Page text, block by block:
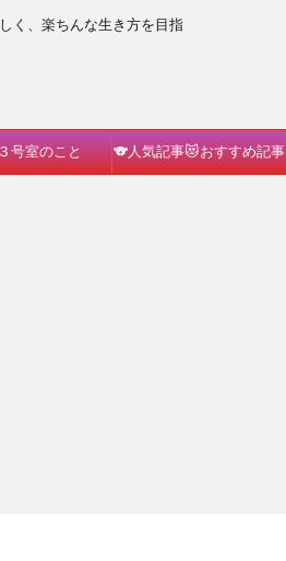
く、楽ちんな生き方を目指
号室のこと 🐨人気記事😻おすすめ記事